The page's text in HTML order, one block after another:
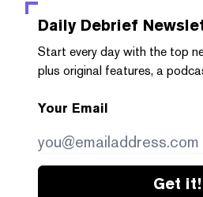
Daily Debrief
Start every day with the top
plus original features, a
Your Email
Get it!